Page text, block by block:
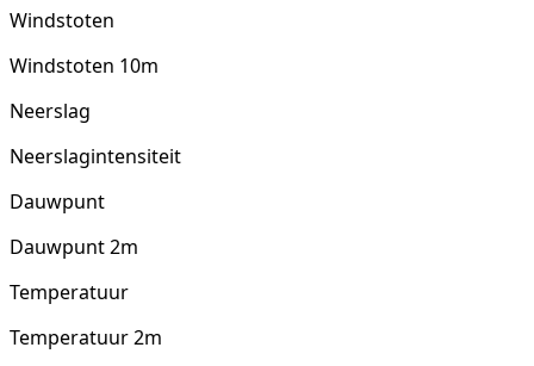
Windstoten
Windstoten 10m
Neerslag
Neerslagintensiteit
Dauwpunt
Dauwpunt 2m
Temperatuur
Temperatuur 2m